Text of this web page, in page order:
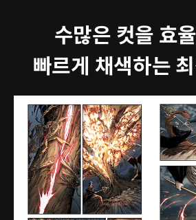
수많은 컷을 효
빠르게 채색하는